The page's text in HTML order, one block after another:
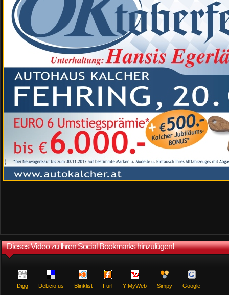
Dieses Video zu Ihren Social Bookmarks hinzufügen!
Digg Del.icio.us Blinklist Furl Y!MyWeb Simpy Google